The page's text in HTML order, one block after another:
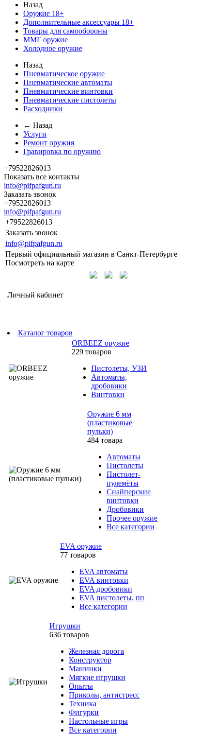
Назад
Оружие 18+
Дополнительные аксессуары 18+
Товары для самообороны
ММГ оружие
Холодное оружие
Назад
Пневматическое оружие
Пневматические автоматы
Пневматические винтовки
Пневматические пистолеты
Расходники
← Назад
Услуги
Ремонт оружия
Гравировка по оружию
+79522826013
Показать все контакты
info@pifpafgun.ru
Заказать звонок
+79522826013
info@pifpafgun.ru
+79522826013
Заказать звонок
info@pifpafgun.ru
Первый официальный магазин в Санкт-Петербурге
Посмотреть на карте
Личный кабинет
Каталог товаров
ORBEEZ оружие
229 товаров
Пистолеты, УЗИ
Автоматы,
дробовики
Винтовки
Оружие 6 мм
(пластиковые
пульки)
484 товара
Автоматы
Пистолеты
Пистолет-
пулемёты
Снайперские
винтовки
Дробовики
Прочее оружие
Все категории
EVA оружие
77 товаров
EVA автоматы
EVA винтовки
EVA дробовики
EVA пистолеты, пп
Все категории
Игрушки
636 товаров
Железная дорога
Конструктор
Машинки
Мягкие игрушки
Опыты
Приколы, антистресс
Техника
Фигурки
Настольные игры
Все категории